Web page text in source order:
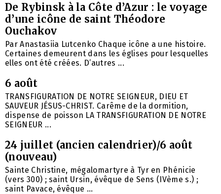
De Rybinsk à la Côte d’Azur : le voyage
d’une icône de saint Théodore
Ouchakov
Par Anastasiia Lutcenko Chaque icône a une histoire.
Certaines demeurent dans les églises pour lesquelles
elles ont été créées. D’autres ...
6 août
TRANSFIGURATION DE NOTRE SEIGNEUR, DIEU ET
SAUVEUR JÉSUS-CHRIST. Carême de la dormition,
dispense de poisson LA TRANSFIGURATION DE NOTRE
SEIGNEUR ...
24 juillet (ancien calendrier)/6 août
(nouveau)
Sainte Christine, mégalomartyre à Tyr en Phénicie
(vers 300) ; saint Ursin, évêque de Sens (IVème s.) ;
saint Pavace, évêque ...